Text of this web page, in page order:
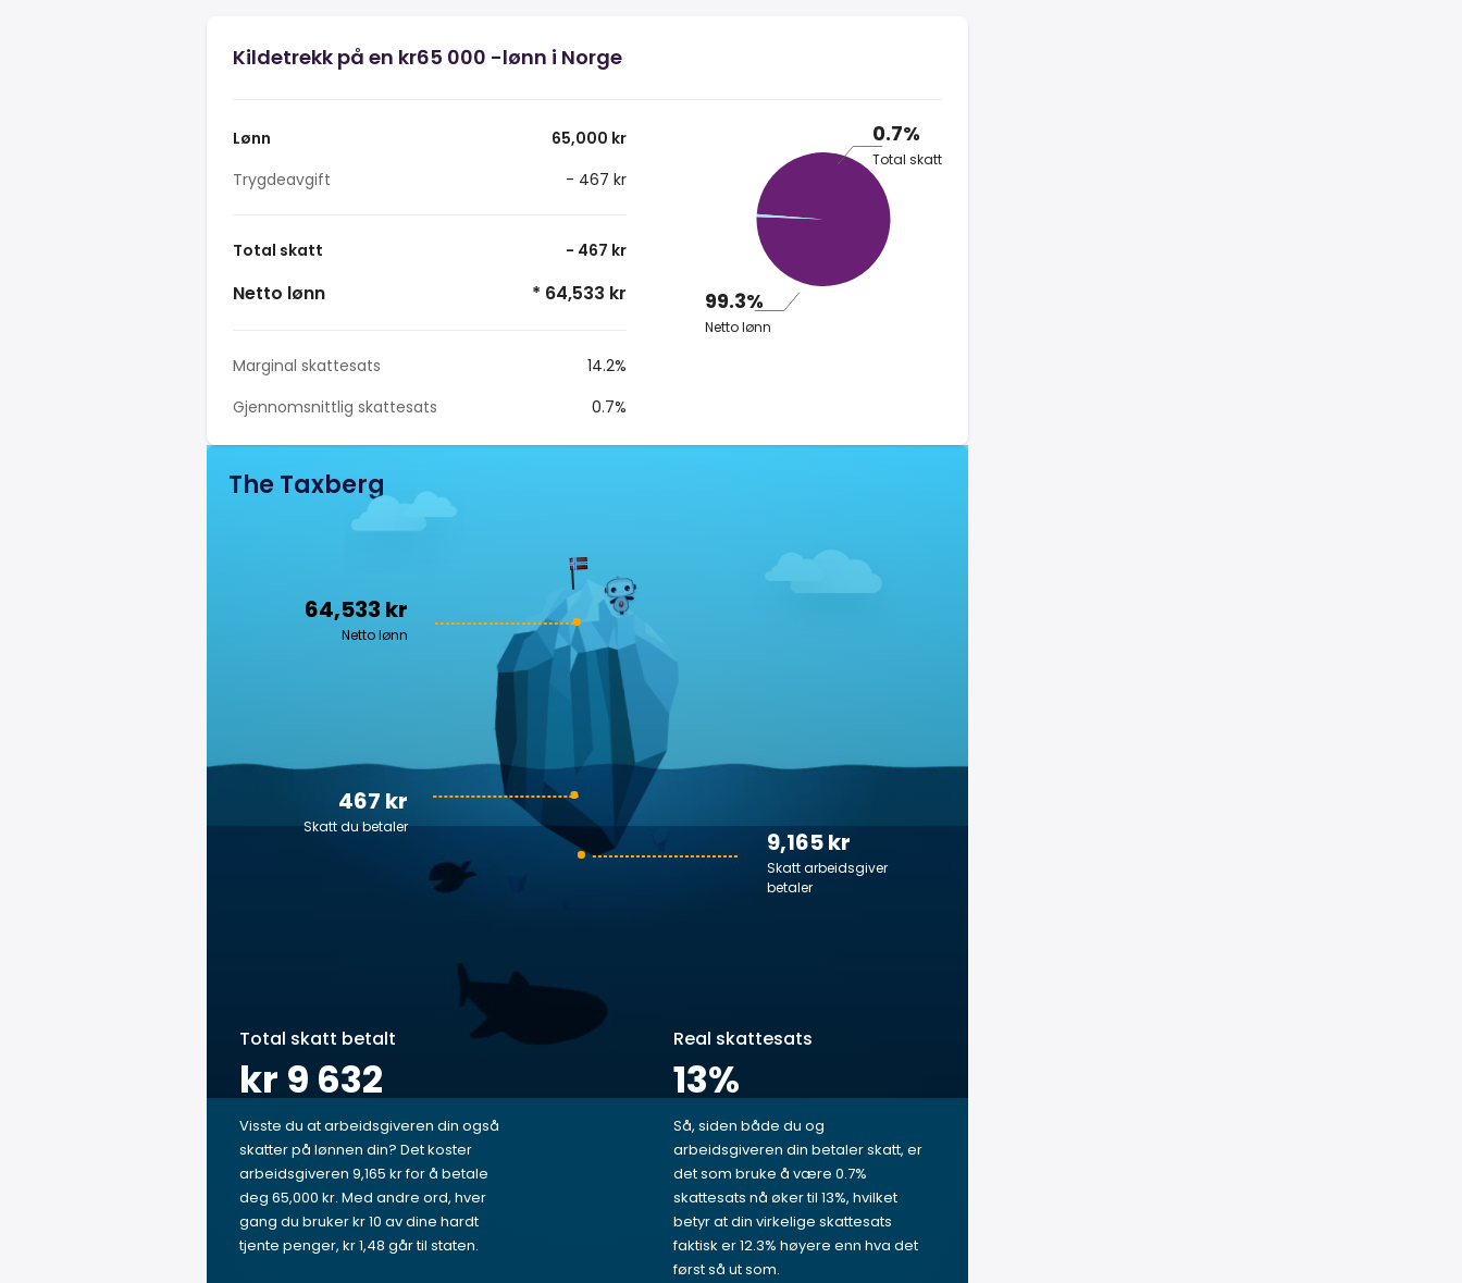
Kildetrekk på en kr65 000 -lønn i Norge
Lønn
65,000 kr
Trygdeavgift
- 467 kr
Total skatt - 467 kr
Netto lønn * 64,533 kr
Marginal skattesats
14.2%
Gjennomsnittlig skattesats
0.7%
0.7%
Total skatt
99.3%
Netto lønn
The Taxberg
64,533 kr
Netto lønn
9,165 kr
Skatt arbeidsgiver
betaler
467 kr
Skatt du betaler
Total skatt betalt
kr 9 632
Visste du at arbeidsgiveren din også
skatter på lønnen din? Det koster
arbeidsgiveren 9,165 kr for å betale
deg 65,000 kr. Med andre ord, hver
gang du bruker kr 10 av dine hardt
tjente penger, kr 1,48 går til staten.
Real skattesats
13%
Så, siden både du og
arbeidsgiveren din betaler skatt, er
det som bruke å være 0.7%
skattesats nå øker til 13%, hvilket
betyr at din virkelige skattesats
faktisk er 12.3% høyere enn hva det
først så ut som.